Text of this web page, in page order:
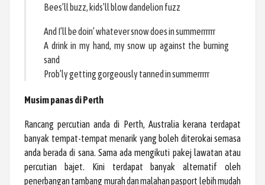
Bees’ll buzz, kids’ll blow dandelion fuzz
And I’ll be doin’ whatever snow does in summerrrrrr
A drink in my hand, my snow up against the burning
sand
Prob’ly getting gorgeously tanned in summerrrrr
Musim panas di Perth
Rancang percutian anda di Perth, Australia kerana terdapat
banyak tempat-tempat menarik yang boleh diterokai semasa
anda berada di sana. Sama ada mengikuti pakej lawatan atau
percutian bajet. Kini terdapat banyak alternatif oleh
penerbangan tambang murah dan malahan pasport lebih mudah